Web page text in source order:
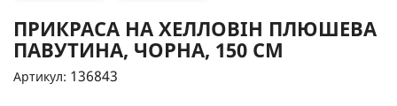
ПРИКРАСА НА ХЕЛЛОВІН ПЛЮШЕВА
ПАВУТИНА, ЧОРНА, 150 СМ
Артикул: 136843